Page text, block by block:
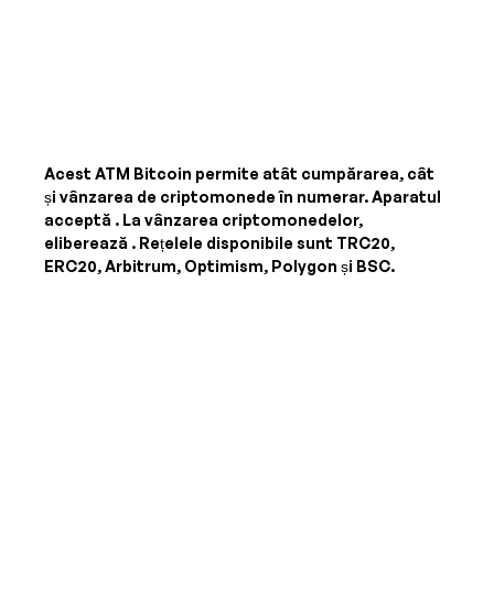
Acest ATM Bitcoin permite atât cumpărarea, cât
și vânzarea de criptomonede în numerar. Aparatul
acceptă . La vânzarea criptomonedelor,
eliberează . Rețelele disponibile sunt TRC20,
ERC20, Arbitrum, Optimism, Polygon și BSC.